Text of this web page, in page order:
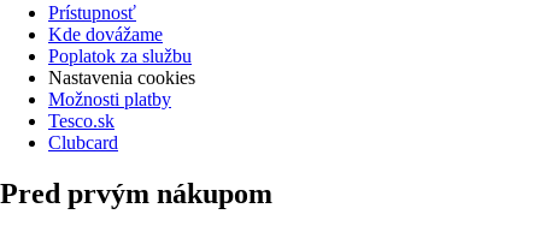
Prístupnosť
Kde dovážame
Poplatok za službu
Nastavenia cookies
Možnosti platby
Tesco.sk
Clubcard
Pred prvým nákupom